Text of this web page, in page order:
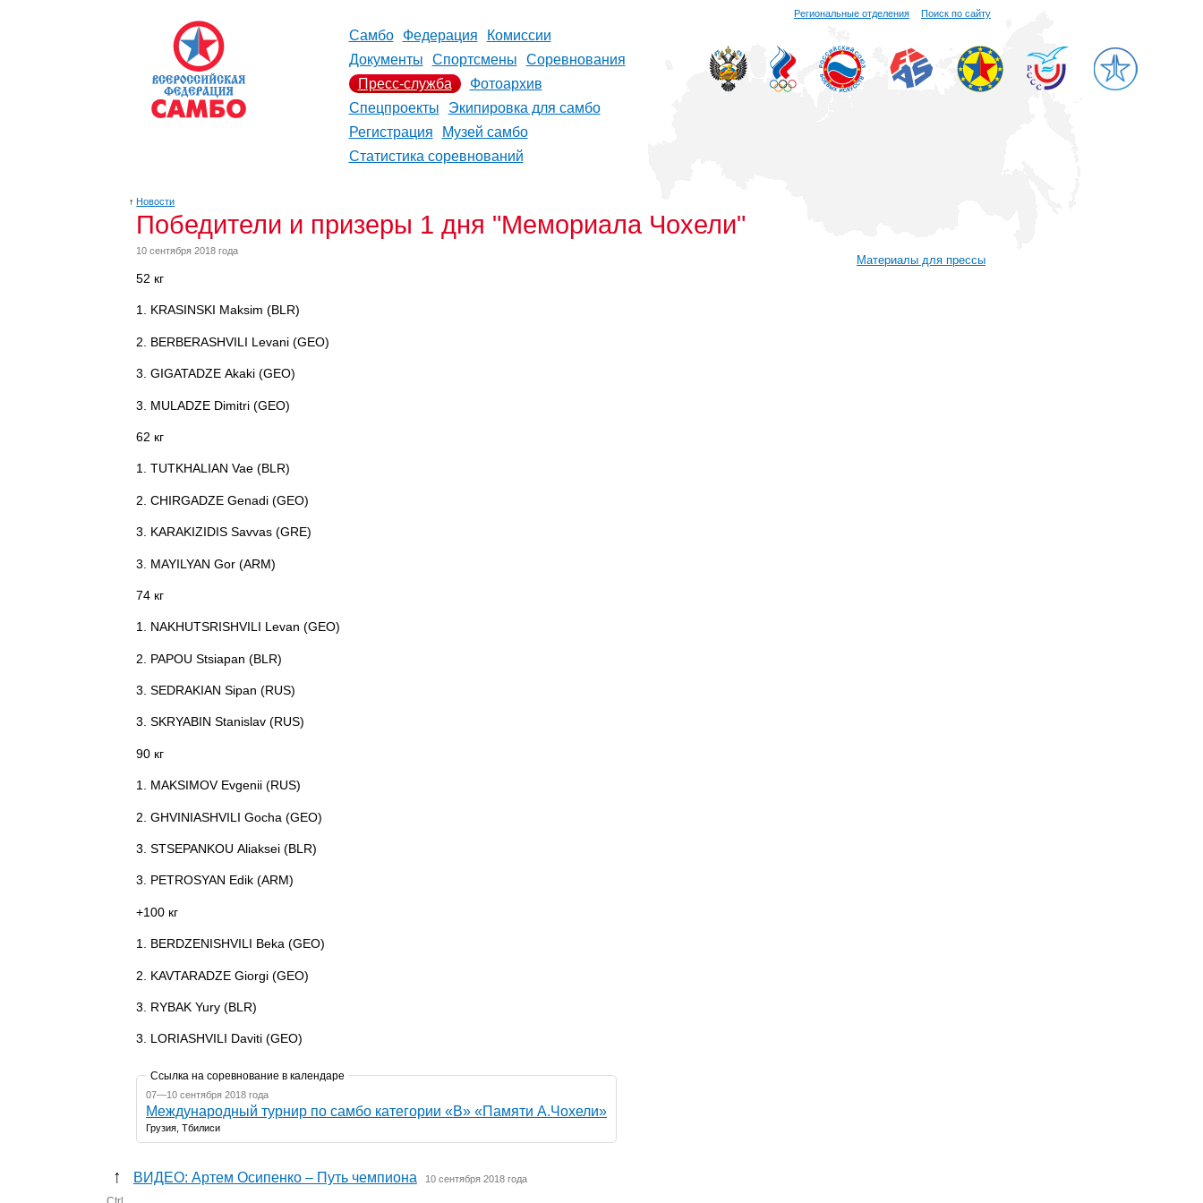
Региональные отделения Поиск по сайту
Самбо Федерация
Комиссии
Документы
Спортсмены
Соревнования
Пресс-служба
Фотоархив
Спецпроекты
Экипировка для самбо
Регистрация
Музей самбо
Статистика соревнований
↑ Новости
Победители и призеры 1 дня "Мемориала Чохели"
10 сентября 2018 года
52 кг
1. KRASINSKI Maksim (BLR)
2. BERBERASHVILI Levani (GEO)
3. GIGATADZE Akaki (GEO)
3. MULADZE Dimitri (GEO)
62 кг
1. TUTKHALIAN Vae (BLR)
2. CHIRGADZE Genadi (GEO)
3. KARAKIZIDIS Savvas (GRE)
3. MAYILYAN Gor (ARM)
74 кг
1. NAKHUTSRISHVILI Levan (GEO)
2. PAPOU Stsiapan (BLR)
3. SEDRAKIAN Sipan (RUS)
3. SKRYABIN Stanislav (RUS)
90 кг
1. MAKSIMOV Evgenii (RUS)
2. GHVINIASHVILI Gocha (GEO)
3. STSEPANKOU Aliaksei (BLR)
3. PETROSYAN Edik (ARM)
+100 кг
1. BERDZENISHVILI Beka (GEO)
2. KAVTARADZE Giorgi (GEO)
3. RYBAK Yury (BLR)
3. LORIASHVILI Daviti (GEO)
Ссылка на соревнование в календаре
07—10 сентября 2018 года
Международный турнир по самбо категории «В» «Памяти А.Чохели»
Грузия, Тбилиси
↑ ВИДЕО: Артем Осипенко – Путь чемпиона 10 сентября 2018 года
Материалы для прессы